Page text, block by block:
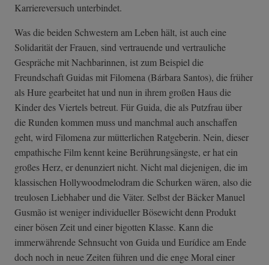
Karriereversuch unterbindet.
Was die beiden Schwestern am Leben hält, ist auch eine
Solidarität der Frauen, sind vertrauende und vertrauliche
Gespräche mit Nachbarinnen, ist zum Beispiel die
Freundschaft Guidas mit Filomena (Bárbara Santos), die früher
als Hure gearbeitet hat und nun in ihrem großen Haus die
Kinder des Viertels betreut. Für Guida, die als Putzfrau über
die Runden kommen muss und manchmal auch anschaffen
geht, wird Filomena zur mütterlichen Ratgeberin. Nein, dieser
empathische Film kennt keine Berührungsängste, er hat ein
großes Herz, er denunziert nicht. Nicht mal diejenigen, die im
klassischen Hollywoodmelodram die Schurken wären, also die
treulosen Liebhaber und die Väter. Selbst der Bäcker Manuel
Gusmão ist weniger individueller Bösewicht denn Produkt
einer bösen Zeit und einer bigotten Klasse. Kann die
immerwährende Sehnsucht von Guida und Eurídice am Ende
doch noch in neue Zeiten führen und die enge Moral einer